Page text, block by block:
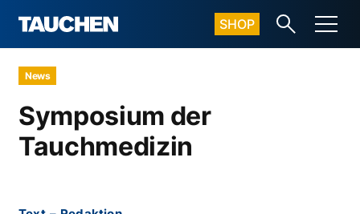
SHOP
News
Symposium der
Tauchmedizin